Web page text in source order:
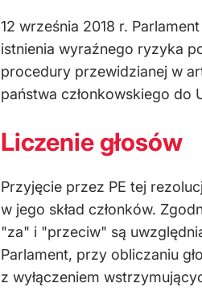
12 września 2018 r.
istnienia wyraźnego ryzyka
procedury przewidzianej w
państwa członkowskiego do
Liczenie głosów
Przyjęcie przez PE tej
w jego skład członków.
"za" i "przeciw" są
Parlament, przy obliczaniu
z wyłączeniem